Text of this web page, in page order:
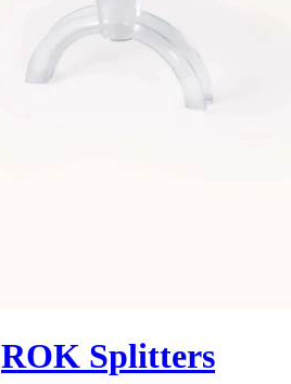
ROK Splitters